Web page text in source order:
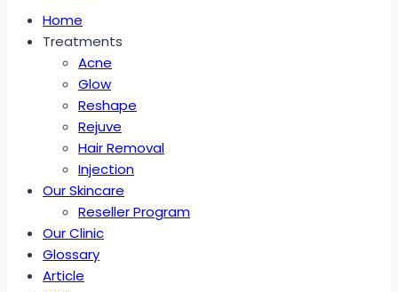
Home
Treatments
Acne
Glow
Reshape
Rejuve
Hair Removal
Injection
Our Skincare
Reseller Program
Our Clinic
Glossary
Article